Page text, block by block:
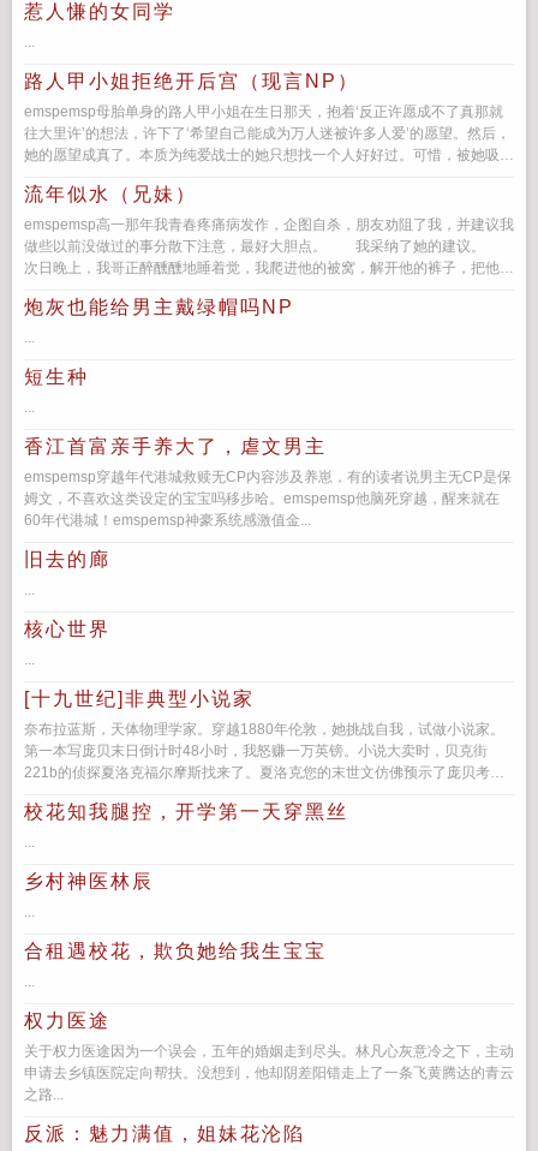
惹人慊的女同学
...
路人甲小姐拒绝开后宫（现言NP）
emspemsp母胎单身的路人甲小姐在生日那天，抱着‘反正许愿成不了真那就
往大里许’的想法，许下了‘希望自己能成为万人迷被许多人爱’的愿望。然后，
她的愿望成真了。本质为纯爱战士的她只想找一个人好好过。可惜，被她吸引
流年似水（兄妹）
emspemsp高一那年我青春疼痛病发作，企图自杀，朋友劝阻了我，并建议我
做些以前没做过的事分散下注意，最好大胆点。 我采纳了她的建议。
次日晚上，我哥正醉醺醺地睡着觉，我爬进他的被窝，解开他的裤子，把他口
炮灰也能给男主戴绿帽吗NP
...
短生种
...
香江首富亲手养大了，虐文男主
emspemsp穿越年代港城救赎无CP内容涉及养崽，有的读者说男主无CP是保
姆文，不喜欢这类设定的宝宝吗移步哈。emspemsp他脑死穿越，醒来就在
60年代港城！emspemsp神豪系统感激值金...
旧去的廊
...
核心世界
...
[十九世纪]非典型小说家
奈布拉蓝斯，天体物理学家。穿越1880年伦敦，她挑战自我，试做小说家。
第一本写庞贝末日倒计时48小时，我怒赚一万英镑。小说大卖时，贝克街
221b的侦探夏洛克福尔摩斯找来了。夏洛克您的末世文仿佛预示了庞贝考古
校花知我腿控，开学第一天穿黑丝
...
乡村神医林辰
...
合租遇校花，欺负她给我生宝宝
...
权力医途
关于权力医途因为一个误会，五年的婚姻走到尽头。林凡心灰意冷之下，主动
申请去乡镇医院定向帮扶。没想到，他却阴差阳错走上了一条飞黄腾达的青云
之路...
反派：魅力满值，姐妹花沦陷